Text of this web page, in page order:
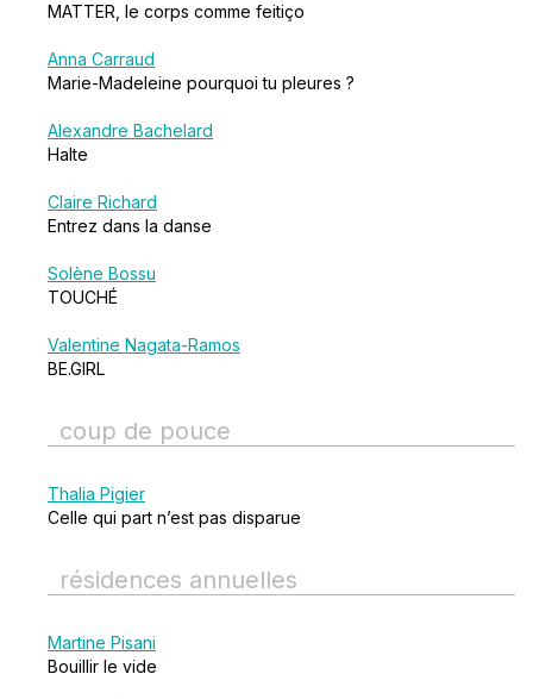
MATTER, le corps comme feitiço
Anna Carraud
Marie-Madeleine pourquoi tu pleures ?
Alexandre Bachelard
Halte
Claire Richard
Entrez dans la danse
Solène Bossu
TOUCHÉ
Valentine Nagata-Ramos
BE.GIRL
coup de pouce
Thalia Pigier
Celle qui part n’est pas disparue
résidences annuelles
Martine Pisani
Bouillir le vide